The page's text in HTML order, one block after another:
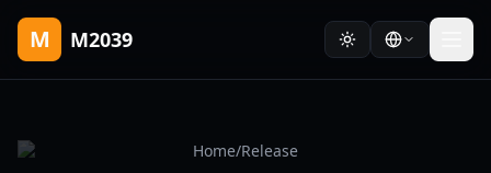
M M2039
Home/Release